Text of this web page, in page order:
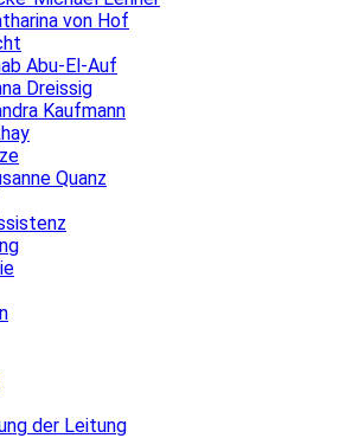
von Hof
Abu-El-Auf
Dreissig
Kaufmann
Quanz
der Leitung